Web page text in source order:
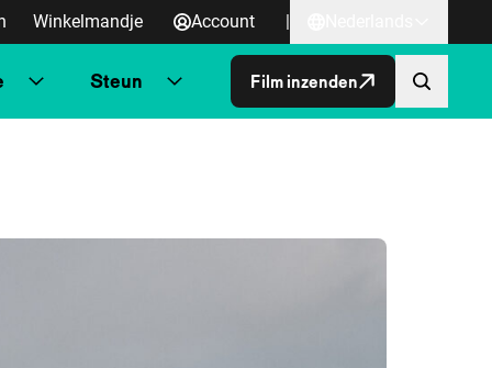
Winkelmandje Account |
Steun Film inzenden